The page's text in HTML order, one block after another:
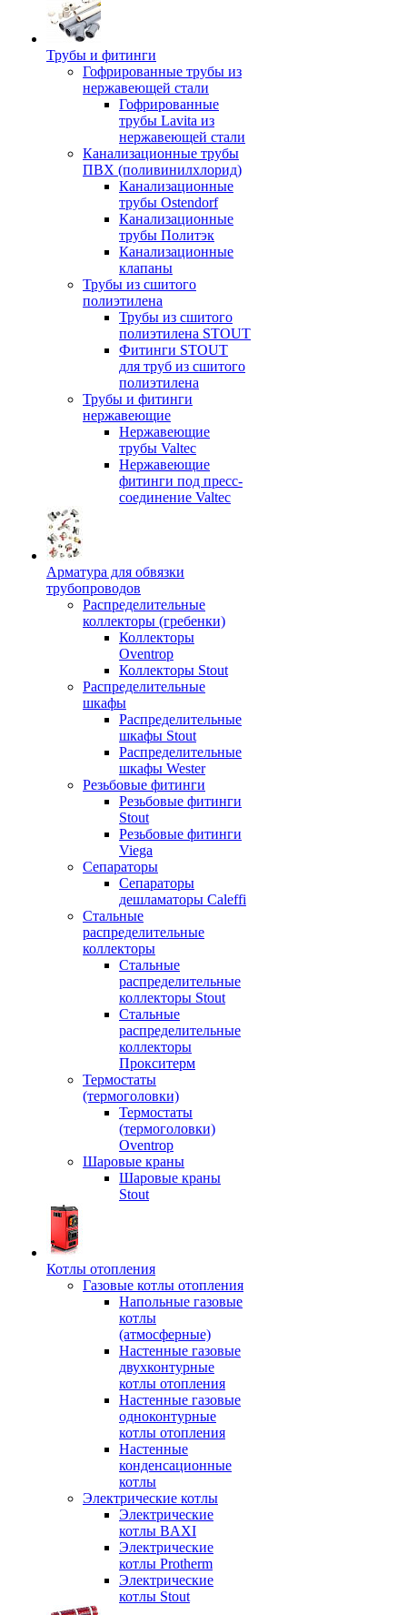
Трубы и фитинги
Гофрированные трубы из
нержавеющей стали
Гофрированные
трубы Lavita из
нержавеющей стали
Канализационные трубы
ПВХ (поливинилхлорид)
Канализационные
трубы Ostendorf
Канализационные
трубы Политэк
Канализационные
клапаны
Трубы из сшитого
полиэтилена
Трубы из сшитого
полиэтилена STOUT
Фитинги STOUT
для труб из сшитого
полиэтилена
Трубы и фитинги
нержавеющие
Нержавеющие
трубы Valtec
Нержавеющие
фитинги под пресс-
соединение Valtec
Арматура для обвязки
трубопроводов
Распределительные
коллекторы (гребенки)
Коллекторы
Oventrop
Коллекторы Stout
Распределительные
шкафы
Распределительные
шкафы Stout
Распределительные
шкафы Wester
Резьбовые фитинги
Резьбовые фитинги
Stout
Резьбовые фитинги
Viega
Сепараторы
Сепараторы
дешламаторы Caleffi
Стальные
распределительные
коллекторы
Стальные
распределительные
коллекторы Stout
Стальные
распределительные
коллекторы
Прокситерм
Термостаты
(термоголовки)
Термостаты
(термоголовки)
Oventrop
Шаровые краны
Шаровые краны
Stout
Котлы отопления
Газовые котлы отопления
Напольные газовые
котлы
(атмосферные)
Настенные газовые
двухконтурные
котлы отопления
Настенные газовые
одноконтурные
котлы отопления
Настенные
конденсационные
котлы
Электрические котлы
Электрические
котлы BAXI
Электрические
котлы Protherm
Электрические
котлы Stout